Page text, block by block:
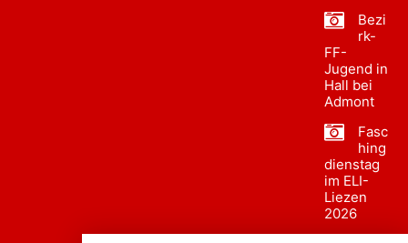
Bezi
rk-
FF-
Jugend in
Hall bei
Admont
Fasc
hing
dienstag
im ELI-
Liezen
2026